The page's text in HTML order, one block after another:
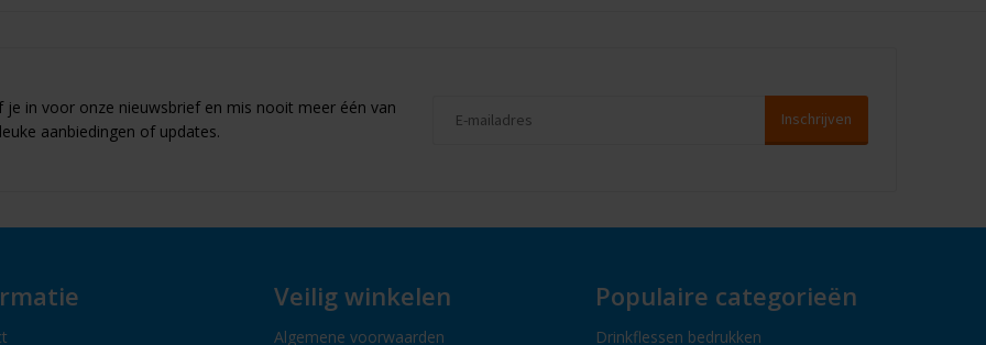
je in voor onze nieuwsbrief en mis nooit meer één van
aanbiedingen of updates.
Veilig winkelen
Algemene voorwaarden
Populaire categorieën
Drinkflessen bedrukken